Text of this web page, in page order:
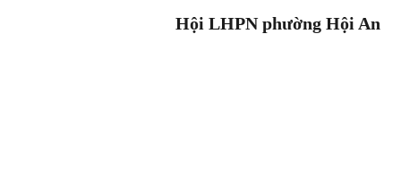
Hội LHPN phường Hội An